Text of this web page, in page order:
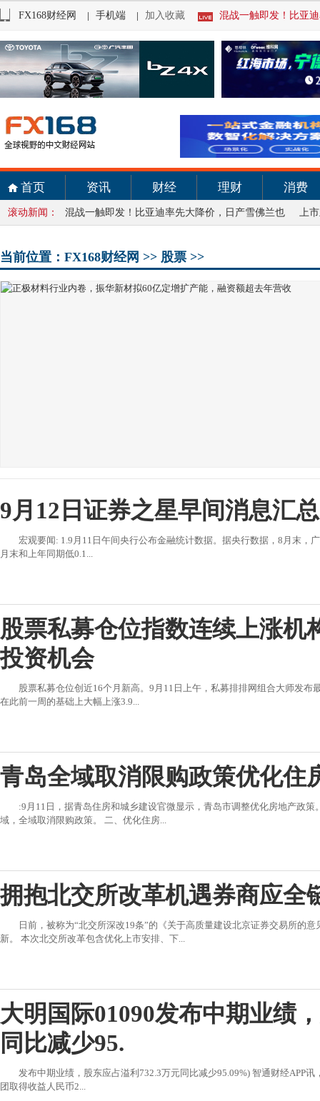
FX168财经网 | 手机端 | 加入收藏 混战一触即发！比亚
首页 资讯 财经 理财 消费
滚动新闻： 混战一触即发！比亚迪率先大降价，日产雪佛兰也 上
当前位置： FX168财经网 >> 股票 >>
9月12日证券之星早间消息汇
宏观要闻: 1.9月11日午间央行公布金融统计数据。据央行数据，8月末，
月末和上年同期低0.1...
股票私募仓位指数连续上涨机
投资机会
股票私募仓位创近16个月新高。9月11日上午，私募排排网组合大师发
在此前一周的基础上大幅上涨3.9...
青岛全域取消限购政策优化住
:9月11日，据青岛住房和城乡建设官微显示，青岛市调整优化房地产政
域，全域取消限购政策。 二、优化住房...
拥抱北交所改革机遇券商应全
日前，被称为“北交所深改19条”的《关于高质量建设北京证券交易所的
新。 本次北交所改革包含优化上市安排、下...
大明国际01090发布中期业绩
同比减少95.
发布中期业绩，股东应占溢利732.3万元同比减少95.09%) 智通财经APP
团取得收益人民币2...